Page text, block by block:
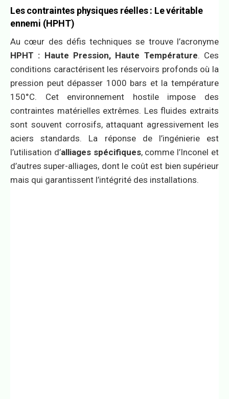
Les contraintes physiques réelles : Le véritable
ennemi (HPHT)
Au cœur des défis techniques se trouve l’acronyme
HPHT : Haute Pression, Haute Température. Ces
conditions caractérisent les réservoirs profonds où la
pression peut dépasser 1000 bars et la température
150°C. Cet environnement hostile impose des
contraintes matérielles extrêmes. Les fluides extraits
sont souvent corrosifs, attaquant agressivement les
aciers standards. La réponse de l’ingénierie est
l’utilisation d’alliages spécifiques, comme l’Inconel et
d’autres super-alliages, dont le coût est bien supérieur
mais qui garantissent l’intégrité des installations.